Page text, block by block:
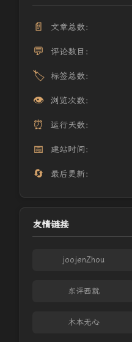
📄 文章总数：
💬 评论数目：
🏷️ 标签总数：
👁️ 浏览次数：
⏰ 运行天数：
📅 建站时间：
🔄 最后更新：
友情链接
joojenZhou
东评西就
木本无心